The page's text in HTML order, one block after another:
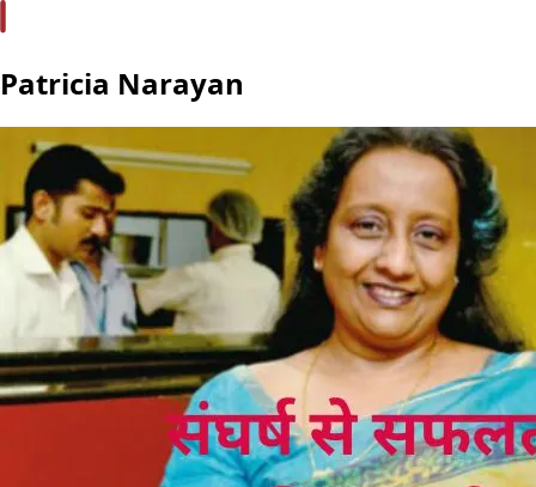
Patricia Narayan